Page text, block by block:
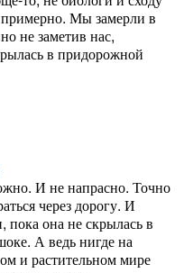
примерно. Мы замерли в
не заметив нас,
в придорожной
И не напрасно. Точно
через дорогу. И
она не скрылась в
А ведь нигде на
и растительном мире